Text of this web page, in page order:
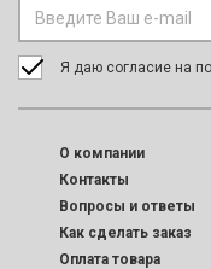
Я даю согласие на
O компании
Контакты
Вопросы и ответы
Как сделать заказ
Оплата товара